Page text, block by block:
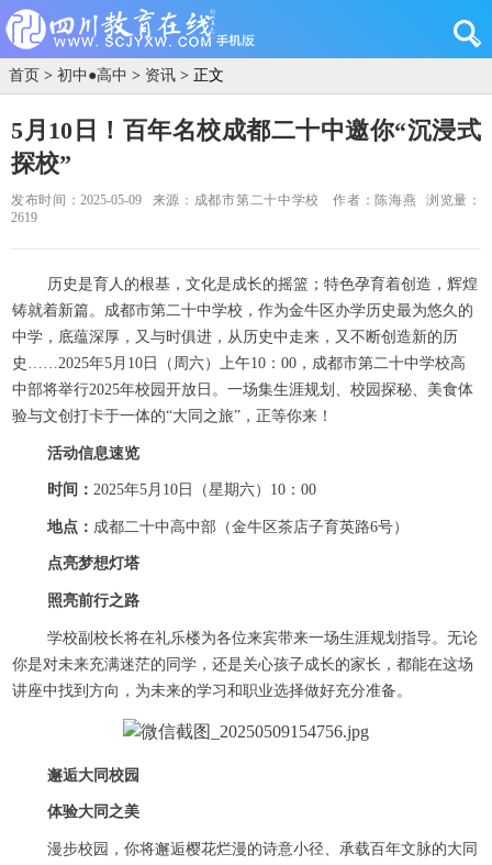
首页 > 初中●高中 > 资讯 > 正文
5月10日！百年名校成都二十中邀你“沉浸式
探校”
发布时间：2025-05-09 来源：成都市第二十中学校 作者：陈海燕
浏览量：
2619
历史是育人的根基，文化是成长的摇篮；特色孕育着创造，辉煌
铸就着新篇。成都市第二十中学校，作为金牛区办学历史最为悠久的
中学 ， 底蕴深厚，又与时俱进 ， 从历史中走来，又不断创造新的历
史 ……2025年5月 10 日（周六）上午10：00 ，成都市第二十中学校高
中部将举行2025年校园开放日 。 一场集生涯规划、校园探秘、美食体
验与文创打卡于一体的“大同之旅”，正等你来 ！
活动信息速览
时间： 2025年5月10日（星期六）10：00
地点： 成都二十中高中部（金牛区茶店子育英路6号）
点亮梦想灯塔
照亮前行之路
学校副校长将在礼乐楼为各位来宾带来一场生涯规划指导。无论
你是对未来充满迷茫的同学，还是关心孩子成长的家长，都能在这场
讲座中找到方向，为未来的学习和职业选择做好充分准备。
邂逅大同校园
体验大同之美
漫步校园，你将邂逅樱花烂漫的诗意小径、承载百年文脉的大同